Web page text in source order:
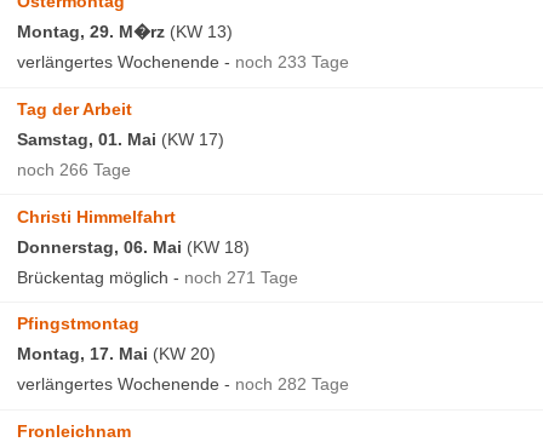
Montag, 29. M�rz (KW 13)
verlängertes Wochenende - noch 233 Tage
Tag der Arbeit
Samstag, 01. Mai (KW 17)
noch 266 Tage
Christi Himmelfahrt
Donnerstag, 06. Mai (KW 18)
Brückentag möglich - noch 271 Tage
Pfingstmontag
Montag, 17. Mai (KW 20)
verlängertes Wochenende - noch 282 Tage
Fronleichnam
Ferien
Ferien Deutschland
Schulferien 2026
Schulferien 2027
Schulferien 2028
Ferienarten 2026
Osterferien
Pfingstferien
Sommerferien